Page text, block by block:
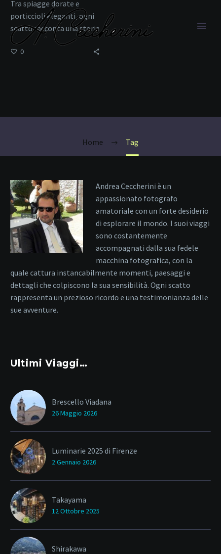
Home Tag
Tra spiagge dorate e
porticcioli eleganti, ogni
scatto racconta una storia
di mare.
0
Andrea Ceccherini è un
appassionato fotografo
amatoriale con un forte desiderio
di esplorare il mondo. I suoi viaggi
sono costantemente
accompagnati dalla sua fedele
macchina fotografica, con la
quale cattura instancabilmente momenti, paesaggi e
dettagli che colpiscono la sua sensibilità. Ogni scatto
rappresenta un prezioso ricordo e una testimonianza delle
sue avventure.
Ultimi Viaggi…
Brescello Viadana
26 Maggio 2026
Luminarie 2025 di Firenze
2 Gennaio 2026
Takayama
12 Ottobre 2025
Shirakawa